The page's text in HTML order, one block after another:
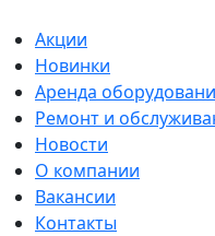
Акции
Новинки
Аренда
Ремонт и
Новости
О компании
Вакансии
Контакты